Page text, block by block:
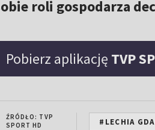
roli gospodarza
Pobierz aplikację TVP
ŹRÓDŁO: TVP
SPORT HD
#LECHIA